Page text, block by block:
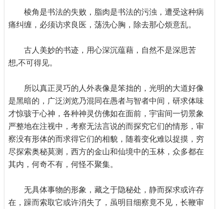
棱角是书法的失败，脂肉是书法的污浊，遭受这种病
痛纠缠，必须访求良医，荡洗心胸，除去那心烦意乱。
古人美妙的书迹，用心深沉蕴藉，自然不是深思苦
想,不可得见。
所以真正灵巧的人外表像是笨拙的，光明的大道好像
是黑暗的，广泛浏览乃混同在愚者与智者中间，研求体味
才惊骇于心神，各种神灵仿佛如在面前，宇宙间一切景象
严整地在注视中，考察无法言说的而探究它们的情形，审
察没有形体的而求得它们的相貌，随着变化难以捉摸，穷
尽探索奥秘莫测，西方的金山和仙境中的玉林，众多都在
其内，何奇不有，何怪不聚集。
无具体事物的形象，藏之于隐秘处，静而探求或许存
在，躁而索取它或许消失了，虽明目细察竟不见，长鞭审